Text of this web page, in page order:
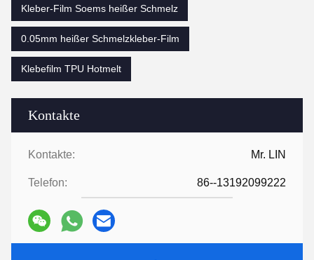
Kontakte
Kontakte: Mr. LIN
Telefon: 86--13192099222
Kleber-Film Soems heißer Schmelz
0.05mm heißer Schmelzkleber-Film
Klebefilm TPU Hotmelt